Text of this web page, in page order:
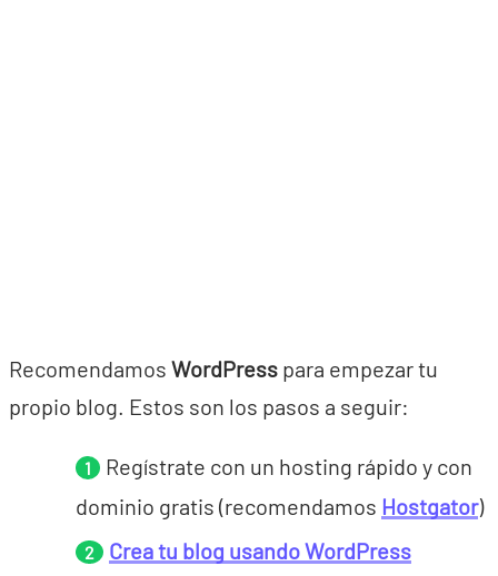
Recomendamos WordPress para empezar tu
propio blog. Estos son los pasos a seguir:
Regístrate con un hosting rápido y con
dominio gratis (recomendamos Hostgator)
Crea tu blog usando WordPress